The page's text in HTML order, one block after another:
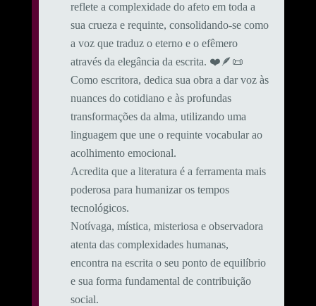
reflete a complexidade do afeto em toda a
sua crueza e requinte, consolidando-se como
a voz que traduz o eterno e o efêmero
através da elegância da escrita. ❤️🪶📜
Como escritora, dedica sua obra a dar voz às
nuances do cotidiano e às profundas
transformações da alma, utilizando uma
linguagem que une o requinte vocabular ao
acolhimento emocional.
​Acredita que a literatura é a ferramenta mais
poderosa para humanizar os tempos
tecnológicos.
Notívaga, mística, misteriosa e observadora
atenta das complexidades humanas,
encontra na escrita o seu ponto de equilíbrio
e sua forma fundamental de contribuição
social.